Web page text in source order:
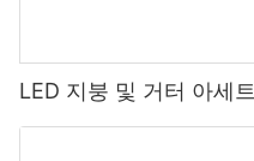
LED 지붕 및 거터 아세트